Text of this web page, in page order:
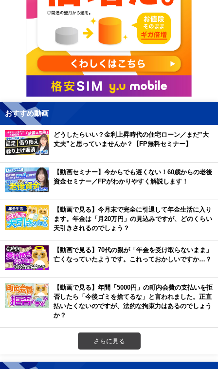
おすすめ動画
どうしたらいい？金利上昇時代の住宅ローン／まだ”大
丈夫”と思っていませんか？【FP無料セミナー】
【動画セミナー】今からでも遅くない！60歳からの老後
資金セミナー／FPがわかりやすく解説します！
【動画で見る】今月末で完全に引退して年金生活に入り
ます。年金は「月20万円」の見込みですが、どのくらい
天引きされるのでしょう？
【動画で見る】70代の親が「年金を受け取らないまま」
亡くなっていたようです。これっておかしいですか…？
【動画で見る】年間「5000円」の町内会費の支払いを拒
否したら「今後ゴミを捨てるな」と言われました。正直
払いたくないのですが、法的な拘束力はあるのでしょう
か？
さらに見る